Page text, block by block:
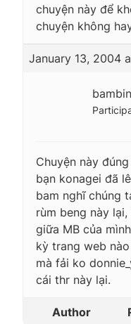
chuyện này để
chuyện không
January 13, 2004
Chuyện này
bạn konagei đã
bam nghĩ chúng
rùm beng này
giữa MB của
kỳ trang web
mà fải ko
cái thr này lại.
Author